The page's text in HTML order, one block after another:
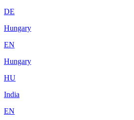
DE
Hungary
EN
Hungary
HU
India
EN